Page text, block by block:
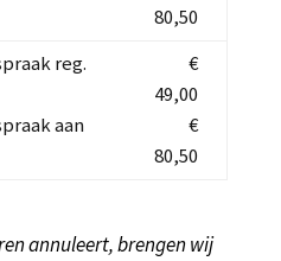
80,50
reg.
aan
€
49,00
€
80,50
annuleert, brengen wij